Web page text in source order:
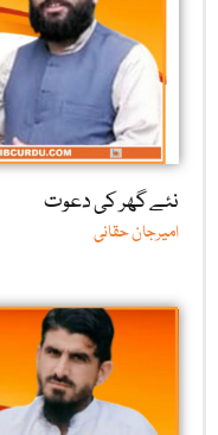
نئے گھر کی دعوت
امیرجان حقانی